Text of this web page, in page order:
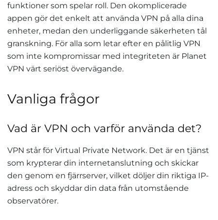
funktioner som spelar roll. Den okomplicerade
appen gör det enkelt att använda VPN på alla dina
enheter, medan den underliggande säkerheten tål
granskning. För alla som letar efter en pålitlig VPN
som inte kompromissar med integriteten är Planet
VPN värt seriöst övervägande.
Vanliga frågor
Vad är VPN och varför använda det?
VPN står för Virtual Private Network. Det är en tjänst
som krypterar din internetanslutning och skickar
den genom en fjärrserver, vilket döljer din riktiga IP-
adress och skyddar din data från utomstående
observatörer.